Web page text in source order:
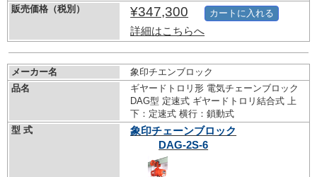
販売価格（税別） ¥347,300
詳細はこちらへ
カートに入れる
メーカー名
象印チエンブロック
品名
ギヤードトロリ形 電気チェーンブロック
DAG型 定速式 ギヤードトロリ結合式 上
下：定速式 横行：鎖動式
型 式
象印チェーンブロック
DAG-2S-6